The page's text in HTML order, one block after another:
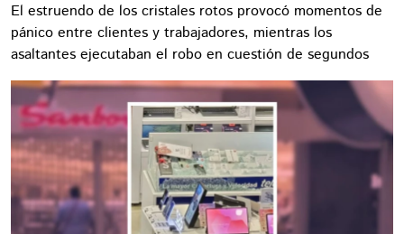
El estruendo de los cristales rotos provocó momentos de
pánico entre clientes y trabajadores, mientras los
asaltantes ejecutaban el robo en cuestión de segundos